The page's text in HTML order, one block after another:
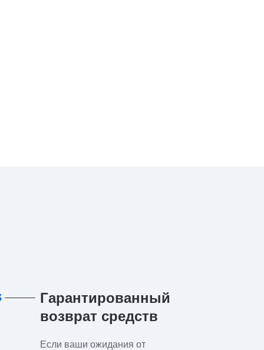
Гарантированный
возврат средств
Если ваши ожидания от